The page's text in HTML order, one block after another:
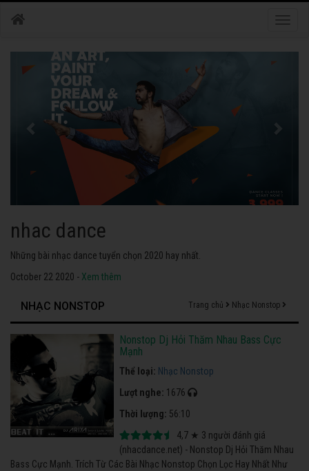
nhac dance
Những bài nhạc dance tuyển chọn 2020 hay nhất.
October 22 2020 - Xem thêm
NHẠC NONSTOP Trang chủ Nhạc Nonstop
Nonstop Dj Hỏi Thăm Nhau Bass Cực
Mạnh
Thể loại: Nhạc Nonstop
Lượt nghe: 1676
Thời lượng: 56:10
4,7 ★ 3 người đánh giá
(nhacdance.net) - Nonstop Dj Hỏi Thăm Nhau
Bass Cực Mạnh. Trích Từ Các Bài Nhạc Nonstop Chọn Lọc Hay Nhất Như